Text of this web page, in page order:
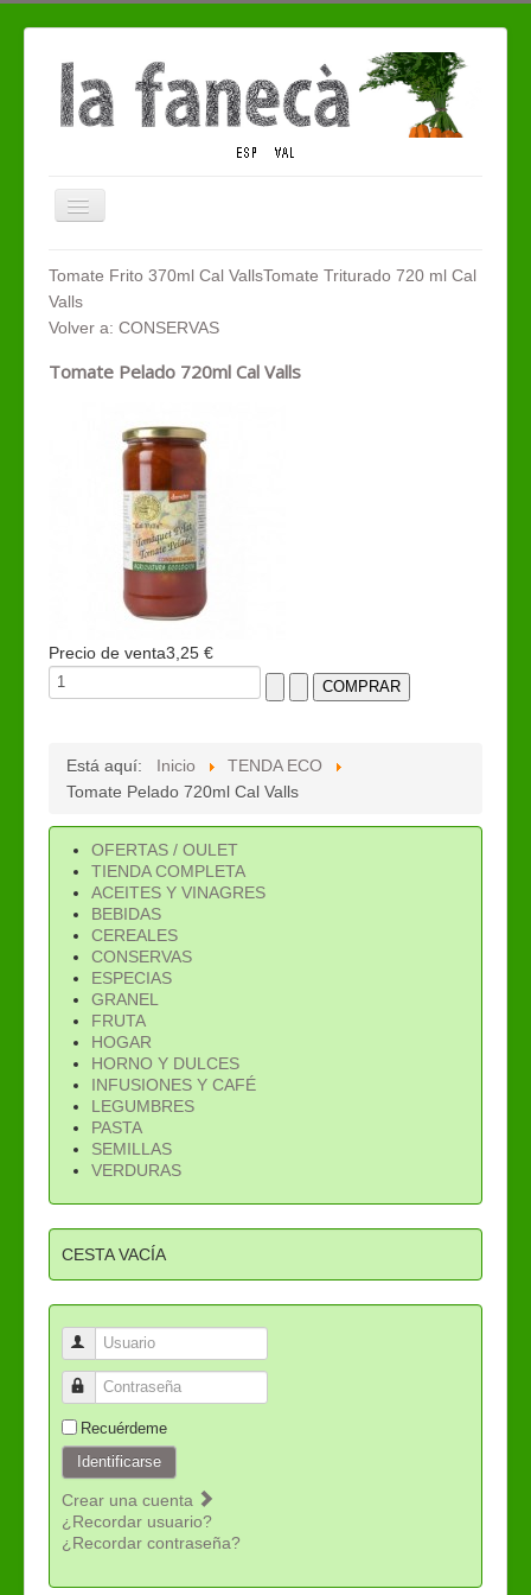
Cambiar
QUIENES SOMOS
TIENDA ECO
Tomate Frito 370ml Cal VallsTomate Triturado 720 ml Cal
Valls
Volver a: CONSERVAS
Tomate Pelado 720ml Cal Valls
Precio de venta3,25 €
Está aquí: Inicio
TENDA ECO
Tomate Pelado 720ml Cal Valls
OFERTAS / OULET
TIENDA COMPLETA
ACEITES Y VINAGRES
BEBIDAS
CEREALES
CONSERVAS
ESPECIAS
GRANEL
FRUTA
HOGAR
HORNO Y DULCES
INFUSIONES Y CAFÉ
LEGUMBRES
PASTA
SEMILLAS
VERDURAS
CESTA VACÍA
Usuario
Contraseña
Recuérdeme
Identificarse
Crear una cuenta
¿Recordar usuario?
¿Recordar contraseña?